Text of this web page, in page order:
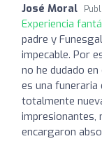
José Moral
Experiencia
padre y
impecable. Por
no he dudado
es una funeraria
totalmente
impresionantes,
encargaron